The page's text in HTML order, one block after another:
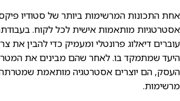
אחת התכונות המרשימות ביותר של סטודיו
אסטרטגיות מותאמות אישית לכל לקוח.
עוברים דיאלוג פרונטלי ומעמיק כדי להבין את
היעד שמתמקד בו. לאחר שהם מבינים את
העסק, הם יוצרים אסטרטגיה מותאמת שמטרתה
מרשימות.